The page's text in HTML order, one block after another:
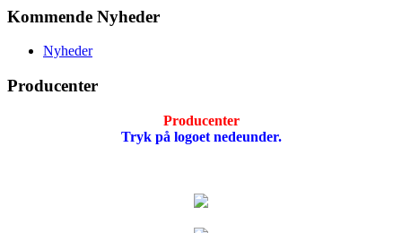
Kommende Nyheder
Nyheder
Producenter
Producenter
Tryk på logoet nedeunder.